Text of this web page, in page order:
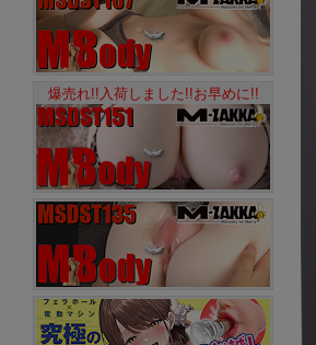
爆売れ!!入荷しました!!お早めに!!